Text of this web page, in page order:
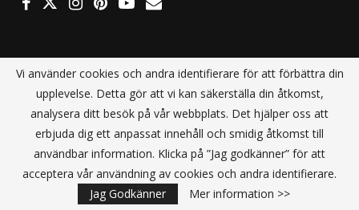
Vi använder cookies och andra identifierare för att förbättra din
upplevelse. Detta gör att vi kan säkerställa din åtkomst,
analysera ditt besök på vår webbplats. Det hjälper oss att
erbjuda dig ett anpassat innehåll och smidig åtkomst till
användbar information. Klicka på ”Jag godkänner” för att
acceptera vår användning av cookies och andra identifierare.
Jag Godkänner
Mer information >>